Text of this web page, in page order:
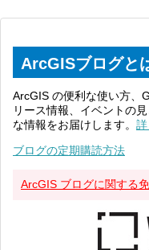
ArcGISブログと
ArcGIS の便利な使い方、
リース情報、イベントの
な情報をお届けします。 詳
ブログの定期購読方法
ArcGIS ブログに関する